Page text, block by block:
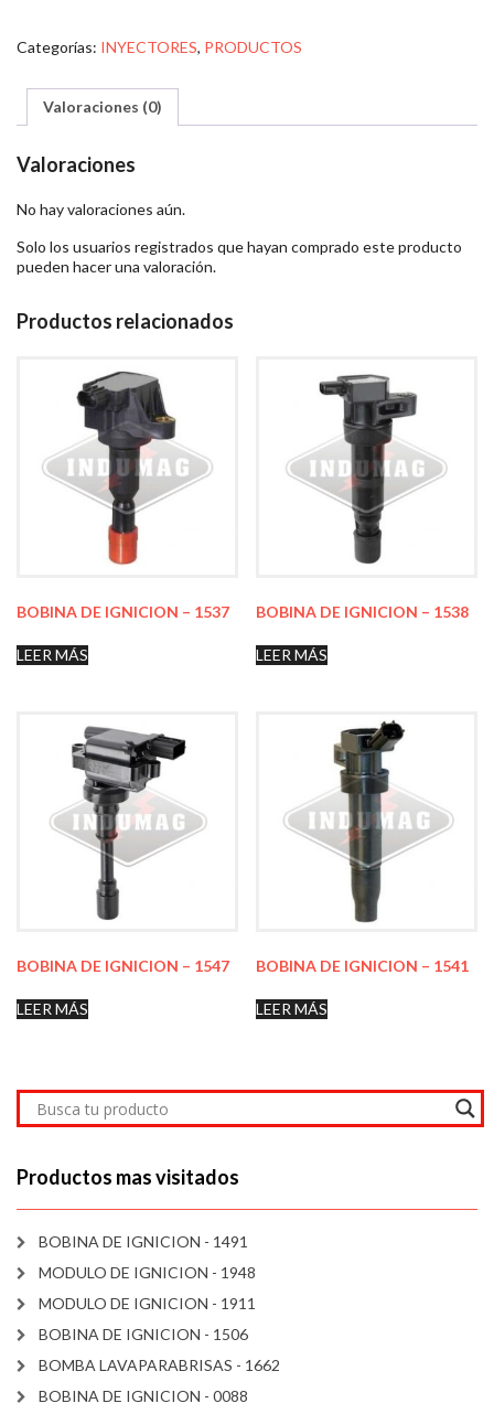
Categorías: INYECTORES, PRODUCTOS
Valoraciones (0)
Valoraciones
No hay valoraciones aún.
Solo los usuarios registrados que hayan comprado este producto
pueden hacer una valoración.
Productos relacionados
BOBINA DE IGNICION – 1537
LEER MÁS
BOBINA DE IGNICION – 1538
LEER MÁS
BOBINA DE IGNICION – 1547
LEER MÁS
BOBINA DE IGNICION – 1541
LEER MÁS
Productos mas visitados
BOBINA DE IGNICION - 1491
MODULO DE IGNICION - 1948
MODULO DE IGNICION - 1911
BOBINA DE IGNICION - 1506
BOMBA LAVAPARABRISAS - 1662
BOBINA DE IGNICION - 0088